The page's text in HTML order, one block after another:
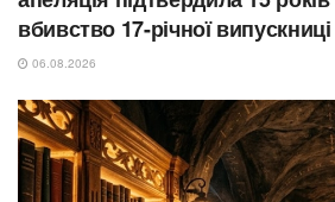
вбивство 17-річної
06.08.2026